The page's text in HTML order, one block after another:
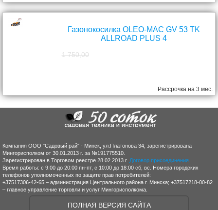
Газонокосилка OLEO-MAC GV 53 TK
ALLROAD PLUS 4
1 750,00
Рассрочка на 3 мес.
Компания ООО "Садовый рай" - Минск, ул.Платонова 34, зарегистрирована
Мингорисполком от 30.01.2013 г. за №191775510.
Зарегистрирован в Торговом реестре 28.02.2013 г. Договор присоединения
Время работы: с 9:00 до 20:00 пн-пт, с 10:00 до 18:00 сб, вс. Номера городских
телефонов уполномоченных по защите прав потребителей:
+37517306-42-65 – администрация Центрального района г. Минска; +37517218-00-82
– главное управление торговли и услуг Мингорисполкома.
ПОЛНАЯ ВЕРСИЯ САЙТА